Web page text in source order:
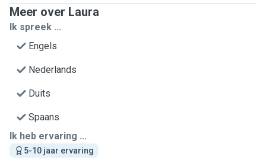
Meer over Laura
Ik spreek ...
Engels
Nederlands
Duits
Spaans
Ik heb ervaring ...
5-10 jaar ervaring